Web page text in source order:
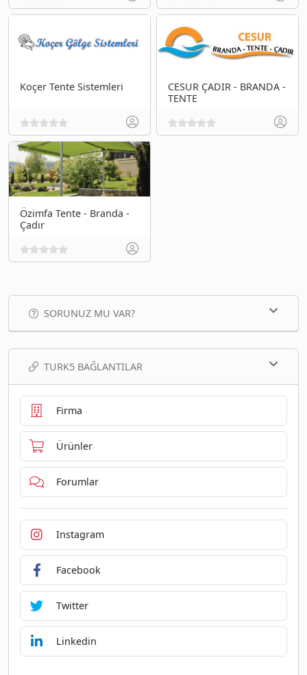
Koçer Tente Sistemleri
CESUR ÇADIR - BRANDA -
TENTE
Özimfa Tente - Branda -
Çadır
SORUNUZ MU VAR?
TURK5 BAĞLANTILAR
Firma
Ürünler
Forumlar
Instagram
Facebook
Twitter
Linkedin